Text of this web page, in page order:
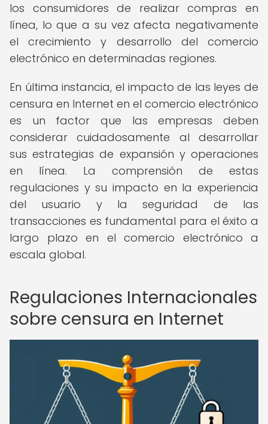
los consumidores de realizar compras en
línea, lo que a su vez afecta negativamente
el crecimiento y desarrollo del comercio
electrónico en determinadas regiones.
En última instancia, el impacto de las leyes de
censura en Internet en el comercio electrónico
es un factor que las empresas deben
considerar cuidadosamente al desarrollar
sus estrategias de expansión y operaciones
en línea. La comprensión de estas
regulaciones y su impacto en la experiencia
del usuario y la seguridad de las
transacciones es fundamental para el éxito a
largo plazo en el comercio electrónico a
escala global.
Regulaciones Internacionales
sobre censura en Internet